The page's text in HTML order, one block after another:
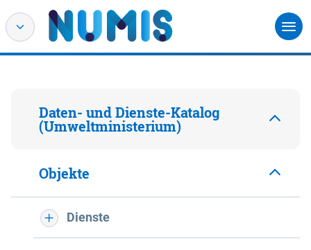
Daten- und Dienste-Katalog
(Umweltministerium)
Objekte
Dienste